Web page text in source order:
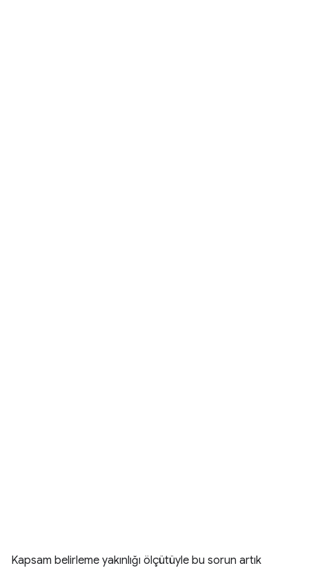
Kapsam belirleme yakınlığı ölçütüyle bu sorun artık